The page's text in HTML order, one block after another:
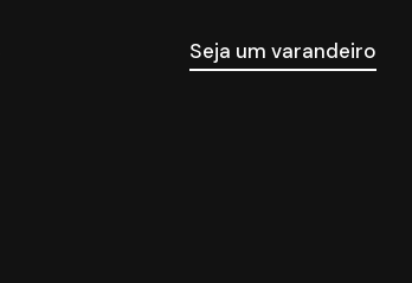
Seja um varandeiro